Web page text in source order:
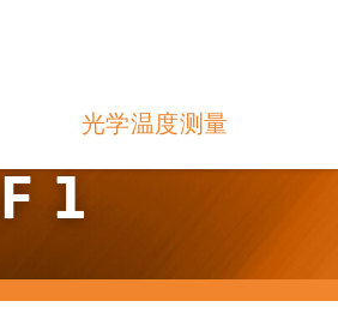
光学温度测量
1